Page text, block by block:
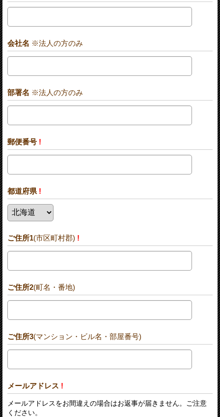
会社名 ※法人の方のみ
部署名 ※法人の方のみ
郵便番号 !
都道府県 !
ご住所1(市区町村郡) !
ご住所2(町名・番地)
ご住所3(マンション・ビル名・部屋番号)
メールアドレス !
メールアドレスをお間違えの場合はお返事が届きません。ご注意
ください。